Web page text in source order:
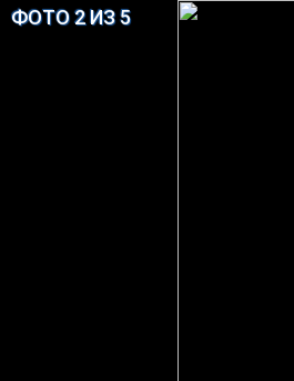
ФОТО 2 ИЗ 5